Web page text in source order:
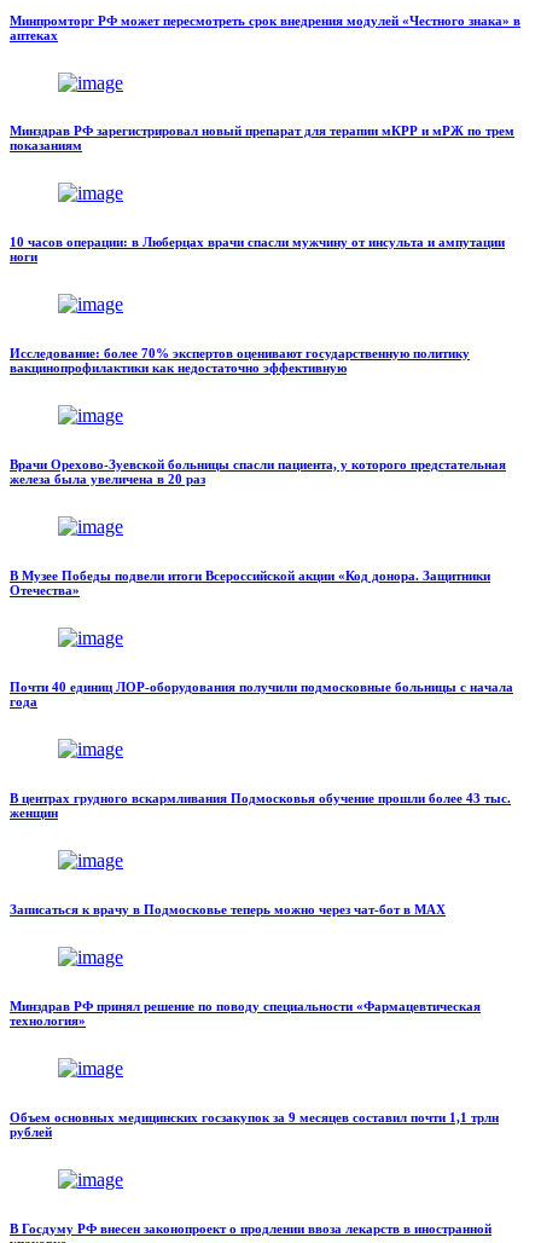
Минпромторг РФ может пересмотреть срок внедрения модулей «Честного знака» в
аптеках
Минздрав РФ зарегистрировал новый препарат для терапии мКРР и мРЖ по трем
показаниям
10 часов операции: в Люберцах врачи спасли мужчину от инсульта и ампутации
ноги
Исследование: более 70% экспертов оценивают государственную политику
вакцинопрофилактики как недостаточно эффективную
Врачи Орехово-Зуевской больницы спасли пациента, у которого предстательная
железа была увеличена в 20 раз
В Музее Победы подвели итоги Всероссийской акции «Код донора. Защитники
Отечества»
Почти 40 единиц ЛОР-оборудования получили подмосковные больницы с начала
года
В центрах грудного вскармливания Подмосковья обучение прошли более 43 тыс.
женщин
Записаться к врачу в Подмосковье теперь можно через чат-бот в MAX
Минздрав РФ принял решение по поводу специальности «Фармацевтическая
технология»
Объем основных медицинских госзакупок за 9 месяцев составил почти 1,1 трлн
рублей
В Госдуму РФ внесен законопроект о продлении ввоза лекарств в иностранной